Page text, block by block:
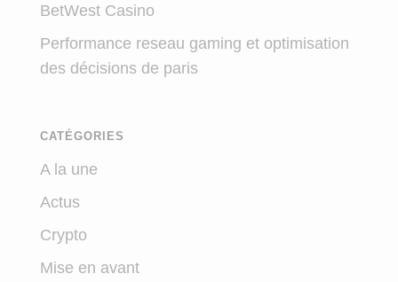
BetWest Casino
Performance reseau gaming et optimisation
des décisions de paris
CATÉGORIES
A la une
Actus
Crypto
Mise en avant